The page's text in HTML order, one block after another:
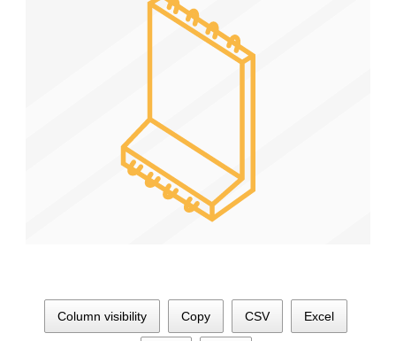
Column visibility Copy CSV Excel